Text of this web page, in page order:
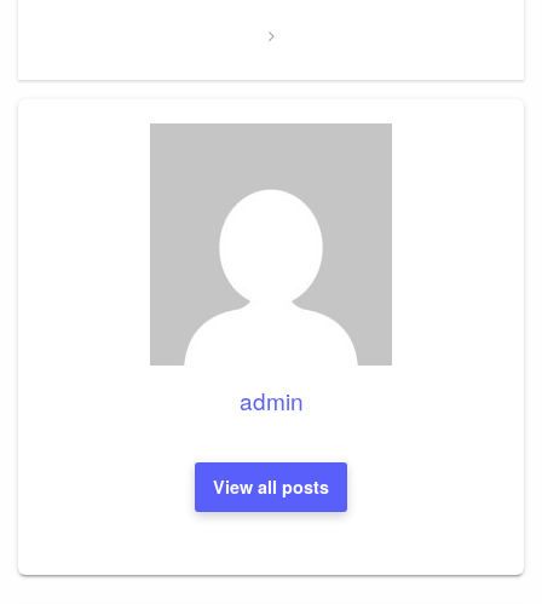
admin
View all posts